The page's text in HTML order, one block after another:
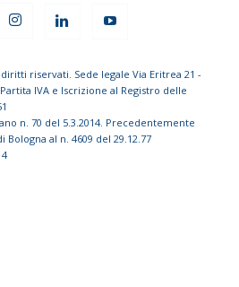
riservati. Sede legale Via Eritrea 21 -
IVA e Iscrizione al Registro delle
n. 70 del 5.3.2014. Precedentemente
al n. 4609 del 29.12.77